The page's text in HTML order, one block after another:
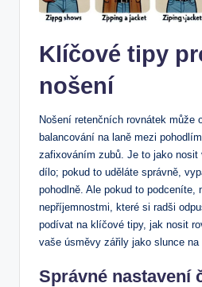
Klíčové tipy
nošení
Nošení retenčních rovnátek může
balancování na laně mezi
zafixováním zubů. Je to jako
dílo; pokud to uděláte správně,
pohodlně. Ale pokud to podceníte,
nepříjemnostmi, které si radši
podívat na klíčové tipy, jak nosit
vaše úsměvy zářily jako slunce na
Správné nastavení